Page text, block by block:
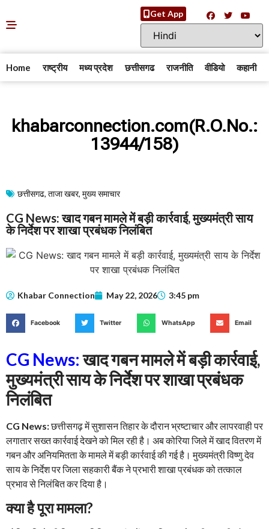
Get App
Home राष्ट्रीय मध्य प्रदेश छत्तीसगढ राजनीति वीडियो कहानी
khabarconnection.com(R.O.No.:
13944/158)
छत्तीसगढ, ताजा खबर, मुख्य समाचार​
CG News: खाद गबन मामले में बड़ी कार्रवाई, मुख्यमंत्री साय
के निर्देश पर शाखा प्रबंधक निलंबित
Khabar Connection May 22, 2026 3:45 pm
Facebook Twitter WhatsApp Email
CG News:खाद गबन मामले में बड़ी कार्रवाई,
मुख्यमंत्री साय के निर्देश पर शाखा प्रबंधक
निलंबित
CG News:छत्तीसगढ़ में सुशासन तिहार के दौरान भ्रष्टाचार और लापरवाही पर
लगातार सख्त कार्रवाई देखने को मिल रही है। अब कोरिया जिले में खाद वितरण में
गबन और अनियमितता के मामले में बड़ी कार्रवाई की गई है। मुख्यमंत्री विष्णु देव
साय के निर्देश पर जिला सहकारी बैंक ने प्रभारी शाखा प्रबंधक को तत्काल
प्रभाव से निलंबित कर दिया है।
क्या है पूरा मामला?